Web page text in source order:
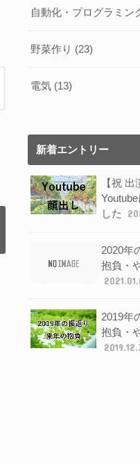
自動化・プログラミン
野菜作り (23)
電気 (13)
新着エントリー
【祝
した
2020年
抱負・
2019年
抱負・